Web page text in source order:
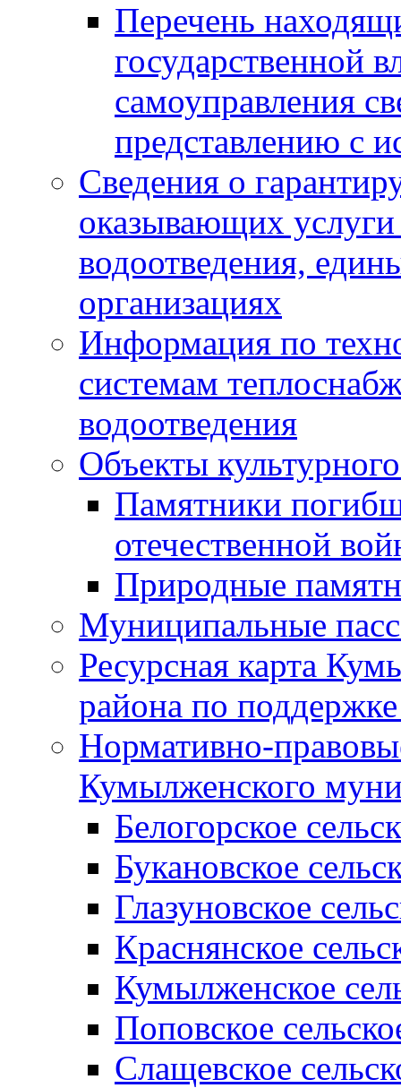
Перечень
государственной
самоуправления
представлению с
Сведения о
оказывающих
водоотведения,
организациях
Информация по
системам
водоотведения
Объекты
Памятники
отечественной
Природные
Муниципальные
Ресурсная карта
района по
Нормативно-
Кумылженского
Белогорское
Букановское
Глазуновское
Краснянское
Кумылженское
Поповское
Слащевское